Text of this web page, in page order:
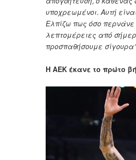
υποχρεωμένοι. Αυτή
Ελπίζω πως όσο περνάνε
λεπτομέρειες από
προσπαθήσουμε σίγουρα”
Η ΑΕΚ έκανε το πρώτο